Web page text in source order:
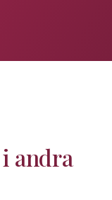
andra